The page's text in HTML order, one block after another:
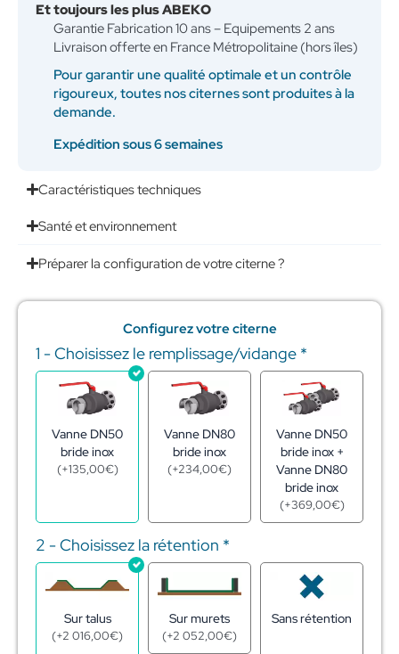
Et toujours les plus ABEKO
Garantie Fabrication 10 ans – Equipements 2 ans
Livraison offerte en France Métropolitaine (hors îles)
Pour garantir une qualité optimale et un contrôle
rigoureux, toutes nos citernes sont produites à la
demande.
Expédition sous 6 semaines
Caractéristiques techniques
Santé et environnement
Préparer la configuration de votre citerne ?
Configurez votre citerne
1 - Choisissez le remplissage/vidange *
Vanne DN50
bride inox
(+135,00€)
Vanne DN80
bride inox
(+234,00€)
Vanne DN50
bride inox +
Vanne DN80
bride inox
(+369,00€)
2 - Choisissez la rétention *
Sur talus
(+2 016,00€)
Sur murets
(+2 052,00€)
Sans rétention
quantité
de
Citerne
souple
stockage
d'engrais
liquides